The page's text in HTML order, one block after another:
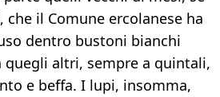
il Comune ercolanese ha
dentro bustoni bianchi
quegli altri, sempre a quintali,
e beffa. I lupi, insomma,